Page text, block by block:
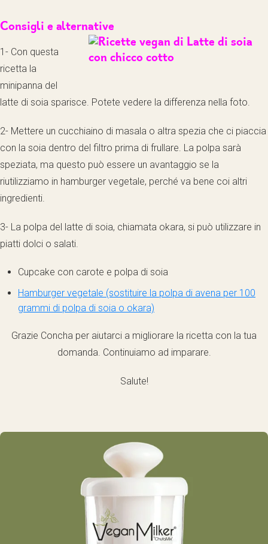
Consigli e alternative
1- Con questa
ricetta la
minipanna del
latte di soia sparisce. Potete vedere la differenza nella foto.
2- Mettere un cucchiaino di masala o altra spezia che ci piaccia
con la soia dentro del filtro prima di frullare. La polpa sarà
speziata, ma questo può essere un avantaggio se la
riutilizziamo in hamburger vegetale, perché va bene coi altri
ingredienti.
3- La polpa del latte di soia, chiamata okara, si può utilizzare in
piatti dolci o salati.
Cupcake con carote e polpa di soia
Hamburger vegetale (sostituire la polpa di avena per 100
grammi di polpa di soia o okara)
Grazie Concha per aiutarci a migliorare la ricetta con la tua
domanda. Continuiamo ad imparare.
Salute!